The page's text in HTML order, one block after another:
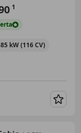
1
85 kW (116 CV)